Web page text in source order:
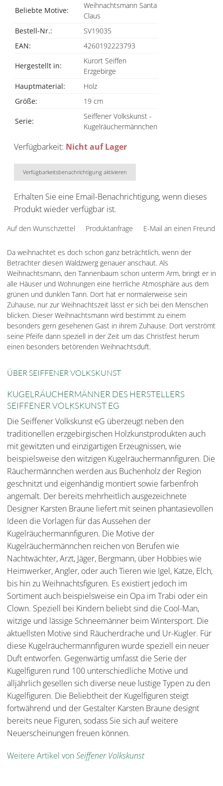
Beliebte Motive:
Weihnachtsmann Santa
Claus
Bestell-Nr.:
SV19035
EAN:
4260192223793
Hergestellt in:
Kurort Seiffen
Erzgebirge
Hauptmaterial:
Holz
Größe:
19 cm
Serie:
Seiffener Volkskunst -
Kugelräuchermännchen
Verfügbarkeit: Nicht auf Lager
Verfügbarkeitsbenachrichtigung aktivieren
Erhalten Sie eine Email-Benachrichtigung, wenn dieses
Produkt wieder verfügbar ist.
Auf den Wunschzettel Produktanfrage E-Mail an einen Freund
Da weihnachtet es doch schon ganz beträchtlich, wenn der
Betrachter diesen Waldzwerg genauer anschaut. Als
Weihnachtsmann, den Tannenbaum schon unterm Arm, bringt er in
alle Häuser und Wohnungen eine herrliche Atmosphäre aus dem
grünen und dunklen Tann. Dort hat er normalerweise sein
Zuhause, nur zur Weihnachtszeit lässt er sich bei den Menschen
blicken. Dieser Weihnachtsmann wird bestimmt zu einem
besonders gern gesehenen Gast in ihrem Zuhause. Dort verströmt
seine Pfeife dann speziell in der Zeit um das Christfest herum
einen besonders betörenden Weihnachtsduft.
ÜBER SEIFFENER VOLKSKUNST
KUGELRÄUCHERMÄNNER DES HERSTELLERS
SEIFFENER VOLKSKUNST EG
Die Seiffener Volkskunst eG überzeugt neben den
traditionellen erzgebirgischen Holzkunstprodukten auch
mit gewitzten und einzigartigen Erzeugnissen, wie
beispielsweise den witzigen Kugelräuchermannfiguren. Die
Räuchermännchen werden aus Buchenholz der Region
geschnitzt und eigenhändig montiert sowie farbenfroh
angemalt. Der bereits mehrheitlich ausgezeichnete
Designer Karsten Braune liefert mit seinen phantasievollen
Ideen die Vorlagen für das Aussehen der
Kugelräuchermannfiguren. Die Motive der
Kugelräuchermännchen reichen von Berufen wie
Nachtwächter, Arzt, Jäger, Bergmann, über Hobbies wie
Heimwerker, Angler, oder auch Tieren wie Igel, Katze, Elch,
bis hin zu Weihnachtsfiguren. Es existiert jedoch im
Sortiment auch beispielsweise ein Opa im Trabi oder ein
Clown. Speziell bei Kindern beliebt sind die Cool-Man,
witzige und lässige Schneemänner beim Wintersport. Die
aktuellsten Motive sind Räucherdrache und Ur-Kugler. Für
diese Kugelräuchermannfiguren wurde speziell ein neuer
Duft entworfen. Gegenwärtig umfasst die Serie der
Kugelfiguren rund 100 unterschiedliche Motive und
alljährlich gesellen sich diverse neue lustige Typen zu den
Kugelfiguren. Die Beliebtheit der Kugelfiguren steigt
fortwährend und der Gestalter Karsten Braune designt
bereits neue Figuren, sodass Sie sich auf weitere
Neuerscheinungen freuen können.
Weitere Artikel vonSeiffener Volkskunst